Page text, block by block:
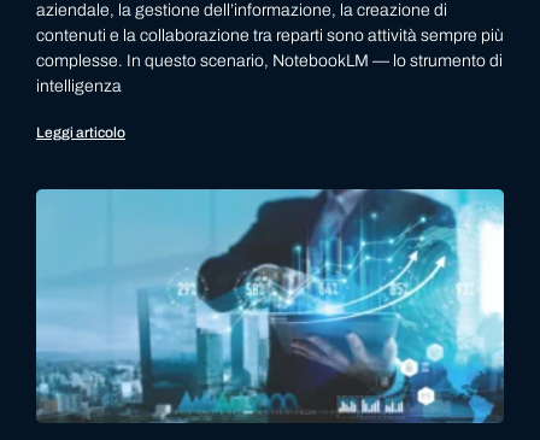
aziendale, la gestione dell’informazione, la creazione di
contenuti e la collaborazione tra reparti sono attività sempre più
complesse. In questo scenario, NotebookLM — lo strumento di
intelligenza
Leggi articolo